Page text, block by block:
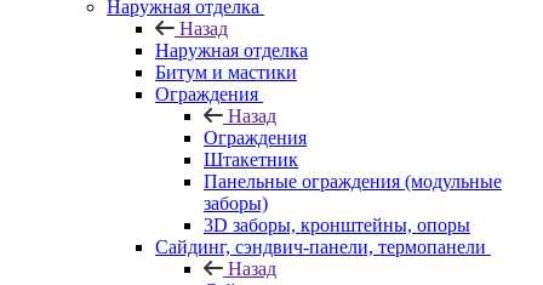
Наружная отделка
Назад
Наружная отделка
Битум и мастики
Ограждения
Назад
Ограждения
Штакетник
Панельные ограждения (модульные
заборы)
3D заборы, кронштейны, опоры
Cайдинг, сэндвич-панели, термопанели
Назад